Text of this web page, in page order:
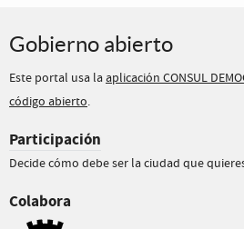
Gobierno abierto
Este portal usa la aplicación CONSUL
código abierto.
Participación
Decide cómo debe ser la ciudad que
Colabora